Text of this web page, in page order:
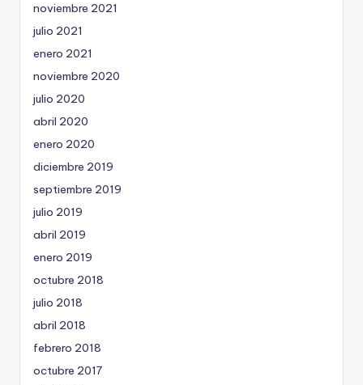
noviembre 2021
julio 2021
enero 2021
noviembre 2020
julio 2020
abril 2020
enero 2020
diciembre 2019
septiembre 2019
julio 2019
abril 2019
enero 2019
octubre 2018
julio 2018
abril 2018
febrero 2018
octubre 2017